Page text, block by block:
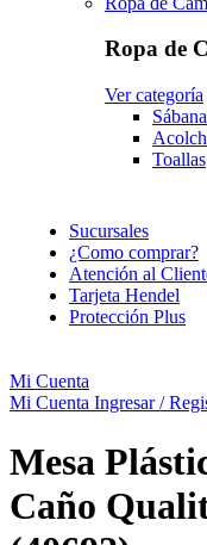
Ropa de
Ver categoría
Toallas
Sucursales
¿Como comprar?
Atención al
Tarjeta Hendel
Protección Plus
Mi Cuenta
Mi Cuenta Ingresar /
Mesa
Caño